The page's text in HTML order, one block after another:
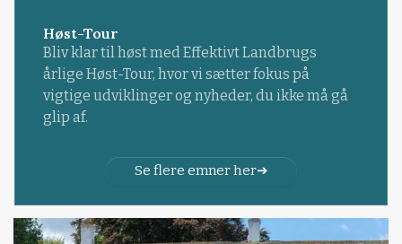
Høst-Tour
Bliv klar til høst med Effektivt Landbrugs
årlige Høst-Tour, hvor vi sætter fokus på
vigtige udviklinger og nyheder, du ikke må gå
glip af.
Se flere emner her